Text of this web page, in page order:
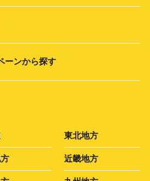
ーンから探す
東北地方
近畿地方